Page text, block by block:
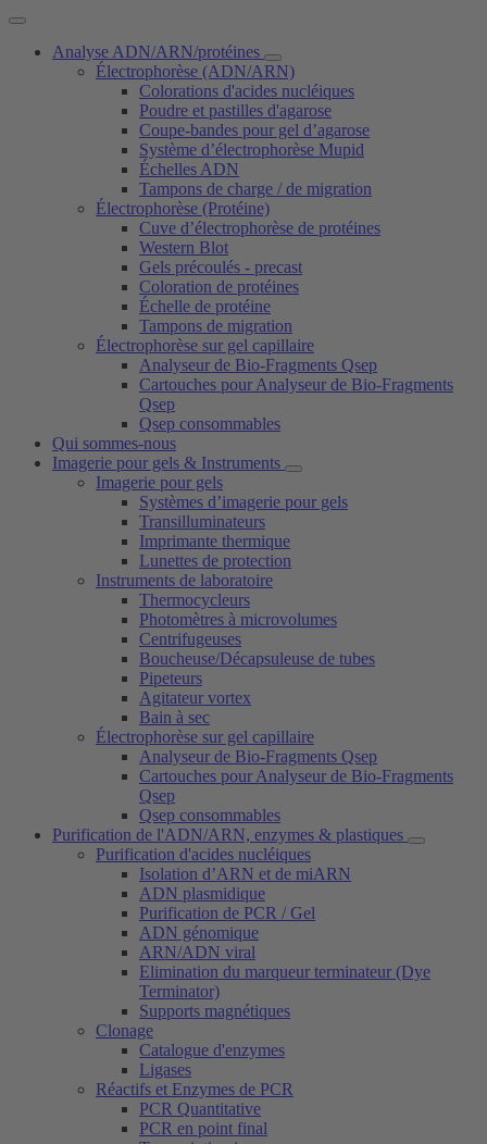
Analyse ADN/ARN/protéines
Électrophorèse (ADN/ARN)
Colorations d'acides nucléiques
Poudre et pastilles d'agarose
Coupe-bandes pour gel d’agarose
Système d’électrophorèse Mupid
Échelles ADN
Tampons de charge / de migration
Électrophorèse (Protéine)
Cuve d’électrophorèse de protéines
Western Blot
Gels précoulés - precast
Coloration de protéines
Échelle de protéine
Tampons de migration
Électrophorèse sur gel capillaire
Analyseur de Bio-Fragments Qsep
Cartouches pour Analyseur de Bio-Fragments
Qsep
Qsep consommables
Qui sommes-nous
Imagerie pour gels & Instruments
Imagerie pour gels
Systèmes d’imagerie pour gels
Transilluminateurs
Imprimante thermique
Lunettes de protection
Instruments de laboratoire
Thermocycleurs
Photomètres à microvolumes
Centrifugeuses
Boucheuse/Décapsuleuse de tubes
Pipeteurs
Agitateur vortex
Bain à sec
Électrophorèse sur gel capillaire
Analyseur de Bio-Fragments Qsep
Cartouches pour Analyseur de Bio-Fragments
Qsep
Qsep consommables
Purification de l'ADN/ARN, enzymes & plastiques
Purification d'acides nucléiques
Isolation d’ARN et de miARN
ADN plasmidique
Purification de PCR / Gel
ADN génomique
ARN/ADN viral
Elimination du marqueur terminateur (Dye
Terminator)
Supports magnétiques
Clonage
Catalogue d'enzymes
Ligases
Réactifs et Enzymes de PCR
PCR Quantitative
PCR en point final